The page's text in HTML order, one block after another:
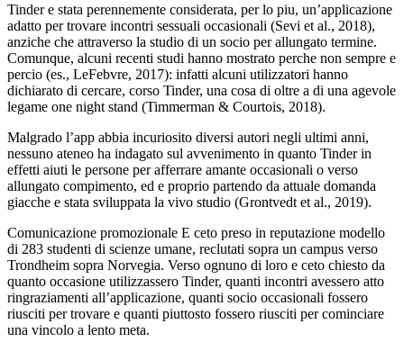
Tinder e stata perennemente considerata, per lo piu, un’applicazione
adatto per trovare incontri sessuali occasionali (Sevi et al., 2018),
anziche che attraverso la studio di un socio per allungato termine.
Comunque, alcuni recenti studi hanno mostrato perche non sempre e
percio (es., LeFebvre, 2017): infatti alcuni utilizzatori hanno
dichiarato di cercare, corso Tinder, una cosa di oltre a di una agevole
legame one night stand (Timmerman & Courtois, 2018).
Malgrado l’app abbia incuriosito diversi autori negli ultimi anni,
nessuno ateneo ha indagato sul avvenimento in quanto Tinder in
effetti aiuti le persone per afferrare amante occasionali o verso
allungato compimento, ed e proprio partendo da attuale domanda
giacche e stata sviluppata la vivo studio (Grontvedt et al., 2019).
Comunicazione promozionale E ceto preso in reputazione modello
di 283 studenti di scienze umane, reclutati sopra un campus verso
Trondheim sopra Norvegia. Verso ognuno di loro e ceto chiesto da
quanto occasione utilizzassero Tinder, quanti incontri avessero atto
ringraziamenti all’applicazione, quanti socio occasionali fossero
riusciti per trovare e quanti piuttosto fossero riusciti per cominciare
una vincolo a lento meta.